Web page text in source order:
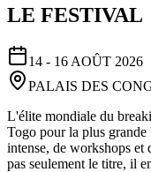
LE FESTIVAL
14 - 16 AOÛT 2026
PALAIS DES
L'élite mondiale du
Togo pour la plus
intense, de workshops et
pas seulement le titre, il